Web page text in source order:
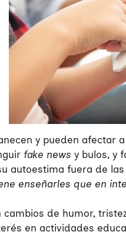
y pueden afectar
fake news y bulos, y
autoestima fuera de
enseñarles que en
de humor,
en actividades